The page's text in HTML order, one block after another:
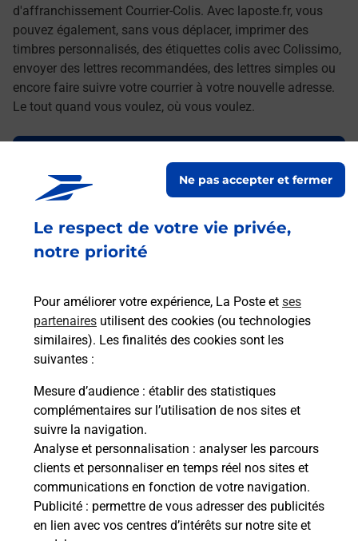
Le respect de votre vie privée,
notre priorité
Pour améliorer votre expérience, La Poste et ses
partenaires utilisent des cookies (ou technologies
similaires). Les finalités des cookies sont les
suivantes :
Mesure d’audience : établir des statistiques
complémentaires sur l’utilisation de nos sites et
suivre la navigation.
Analyse et personnalisation : analyser les parcours
clients et personnaliser en temps réel nos sites et
communications en fonction de votre navigation.
Publicité : permettre de vous adresser des publicités
en lien avec vos centres d’intérêts sur notre site et
Ne pas accepter et fermer
d'affranchissement Courrier-Colis. Avec laposte.fr, vous
pouvez également, sans vous déplacer, imprimer des
timbres personnalisés, des étiquettes colis avec Colissimo,
envoyer des lettres recommandées, des lettres simples ou
encore faire suivre votre courrier à votre nouvelle adresse.
Le tout quand vous voulez, où vous voulez.
La Poste